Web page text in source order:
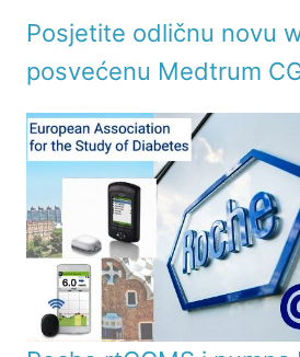
Posjetite odličnu novu
posvećenu Medtrum